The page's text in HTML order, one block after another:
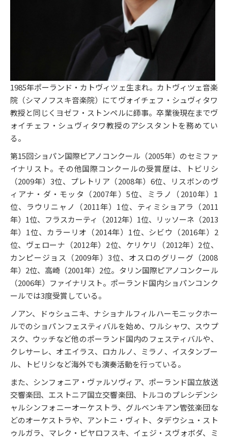
1985年ポーランド・カトヴィツェ生まれ。カトヴィツェ音楽
院（シマノフスキ音楽院）にてヴォイチェフ・シュヴィタワ
教授と同じくヨゼフ・ストンペルに師事。卒業後現在までヴ
ォイチェフ・シュヴィタワ教授のアシスタントを務めてい
る。
第15回ショパン国際ピアノコンクール（2005年）のセミファ
イナリスト。その他国際コンクールの受賞歴は、トビリシ
（2009年）3位、プレトリア（2008年）6位、リスボンのヴ
ィアナ・ダ・モッタ（2007年）5位、ミラノ（2010年）1
位、ラウリニャノ（2011年）1位、ティミショアラ（2011
年）1位、フラスカーティ（2012年）1位、リッソーネ（2013
年）1位、カラーリオ（2014年）1位、シビウ（2016年）2
位、ヴェローナ（2012年）2位、ケリケリ（2012年）2位、
カンピージョス（2009年）3位、オスロのグリーグ（2008
年）2位、高崎（2001年）2位。タリン国際ピアノコンクール
（2006年）ファイナリスト。ポーランド国内ショパンコンク
ールでは3度受賞している。
ノアン、ドゥシュニキ、ナショナルフィルハーモニックホー
ルでのショパンフェスティバルを始め、ワルシャワ、スウプ
スク、ウッチなど他のポーランド国内のフェスティバルや、
クレサーレ、オエイラス、ロカルノ、ミラノ、イスタンブー
ル、トビリシなど海外でも演奏活動を行っている。
また、シンフォニア・ヴァルソヴィア、ポーランド国立放送
交響楽団、エストニア国立交響楽団、トルコのプレシデンシ
ャルシンフォニーオーケストラ、グルベンキアン管弦楽団な
どのオーケストラや、アントニ・ヴィト、タデウシュ・スト
ゥルガラ、マレク・ピヤロフスキ、イェジ・スヴォボダ、ミ